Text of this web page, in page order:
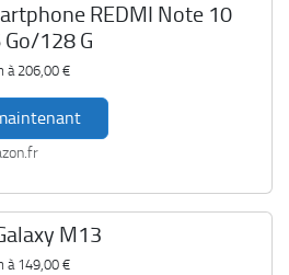
REDMI Note 10
128 G
à206,00 €
M13
à149,00 €